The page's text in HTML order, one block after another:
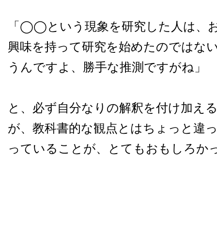
「◯◯という現象を研究した人は
興味を持って研究を始めたのではな
うんですよ、勝手な推測ですがね」
と、必ず自分なりの解釈を付け加え
が、教科書的な観点とはちょっと違
っていることが、とてもおもしろか